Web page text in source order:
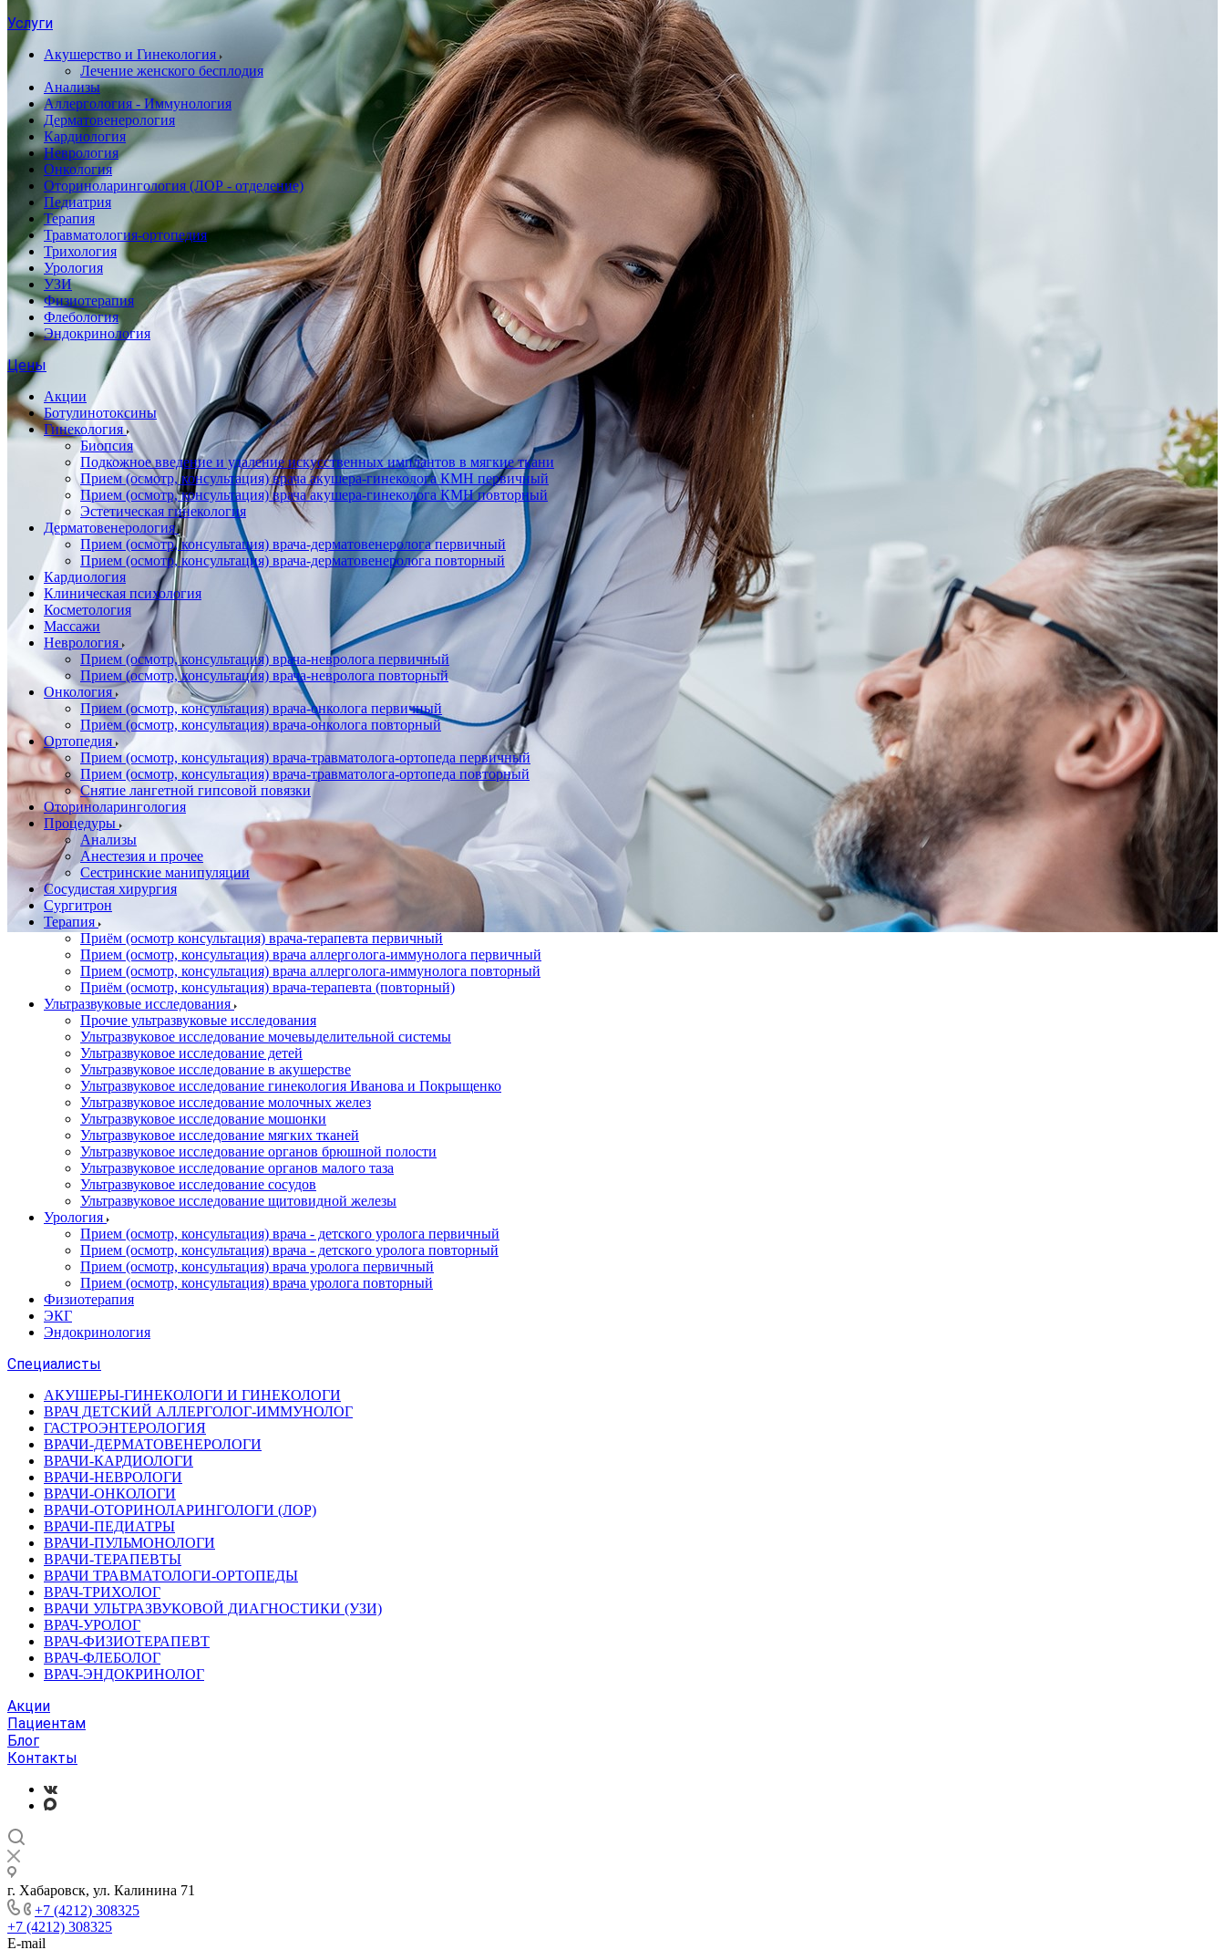
Услуги
Акушерство и Гинекология
Лечение женского бесплодия
Анализы
Аллергология - Иммунология
Дерматовенерология
Кардиология
Неврология
Онкология
Оториноларингология (ЛОР - отделение)
Педиатрия
Терапия
Травматология-ортопедия
Трихология
Урология
УЗИ
Физиотерапия
Флебология
Эндокринология
Цены
Акции
Ботулинотоксины
Гинекология
Биопсия
Подкожное введение и удаление искусственных имплантов в мягкие ткани
Прием (осмотр, консультация) врача акушера-гинеколога КМН первичный
Прием (осмотр, консультация) врача акушера-гинеколога КМН повторный
Эстетическая гинекология
Дерматовенерология
Прием (осмотр, консультация) врача-дерматовенеролога первичный
Прием (осмотр, консультация) врача-дерматовенеролога повторный
Кардиология
Клиническая психология
Косметология
Массажи
Неврология
Прием (осмотр, консультация) врача-невролога первичный
Прием (осмотр, консультация) врача-невролога повторный
Онкология
Прием (осмотр, консультация) врача-онколога первичный
Прием (осмотр, консультация) врача-онколога повторный
Ортопедия
Прием (осмотр, консультация) врача-травматолога-ортопеда первичный
Прием (осмотр, консультация) врача-травматолога-ортопеда повторный
Снятие лангетной гипсовой повязки
Оториноларингология
Процедуры
Анализы
Анестезия и прочее
Сестринские манипуляции
Сосудистая хирургия
Сургитрон
Терапия
Приём (осмотр консультация) врача-терапевта первичный
Прием (осмотр, консультация) врача аллерголога-иммунолога первичный
Прием (осмотр, консультация) врача аллерголога-иммунолога повторный
Приём (осмотр, консультация) врача-терапевта (повторный)
Ультразвуковые исследования
Прочие ультразвуковые исследования
Ультразвуковое исследование мочевыделительной системы
Ультразвуковое исследование детей
Ультразвуковое исследование в акушерстве
Ультразвуковое исследование гинекология Иванова и Покрыщенко
Ультразвуковое исследование молочных желез
Ультразвуковое исследование мошонки
Ультразвуковое исследование мягких тканей
Ультразвуковое исследование органов брюшной полости
Ультразвуковое исследование органов малого таза
Ультразвуковое исследование сосудов
Ультразвуковое исследование щитовидной железы
Урология
Прием (осмотр, консультация) врача - детского уролога первичный
Прием (осмотр, консультация) врача - детского уролога повторный
Прием (осмотр, консультация) врача уролога первичный
Прием (осмотр, консультация) врача уролога повторный
Физиотерапия
ЭКГ
Эндокринология
Специалисты
АКУШЕРЫ-ГИНЕКОЛОГИ И ГИНЕКОЛОГИ
ВРАЧ ДЕТСКИЙ АЛЛЕРГОЛОГ-ИММУНОЛОГ
ГАСТРОЭНТЕРОЛОГИЯ
ВРАЧИ-ДЕРМАТОВЕНЕРОЛОГИ
ВРАЧИ-КАРДИОЛОГИ
ВРАЧИ-НЕВРОЛОГИ
ВРАЧИ-ОНКОЛОГИ
ВРАЧИ-ОТОРИНОЛАРИНГОЛОГИ (ЛОР)
ВРАЧИ-ПЕДИАТРЫ
ВРАЧИ-ПУЛЬМОНОЛОГИ
ВРАЧИ-ТЕРАПЕВТЫ
ВРАЧИ ТРАВМАТОЛОГИ-ОРТОПЕДЫ
ВРАЧ-ТРИХОЛОГ
ВРАЧИ УЛЬТРАЗВУКОВОЙ ДИАГНОСТИКИ (УЗИ)
ВРАЧ-УРОЛОГ
ВРАЧ-ФИЗИОТЕРАПЕВТ
ВРАЧ-ФЛЕБОЛОГ
ВРАЧ-ЭНДОКРИНОЛОГ
Акции
Пациентам
Блог
Контакты
г. Хабаровск, ул. Калинина 71
+7 (4212) 308325
+7 (4212) 308325
E-mail